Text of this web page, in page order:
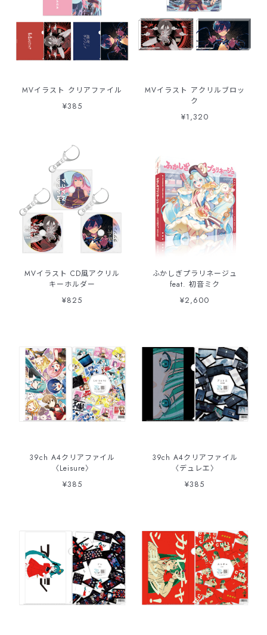
MVイラスト クリアファイル
¥385
MVイラスト アクリルブロッ
ク
¥1,320
MVイラスト CD風アクリル
キーホルダー
¥825
ふかしぎプラリネージュ
feat. 初音ミク
¥2,600
39ch A4クリアファイル
〈Leisure〉
¥385
39ch A4クリアファイル
〈デュレエ〉
¥385